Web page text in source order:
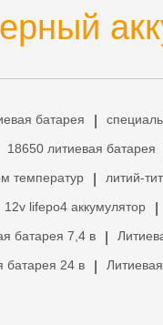
батарея
18650 литиевая батарея
температур литий-
12v lifepo4 аккумулятор
батарея 7,4 в
батарея 24 в